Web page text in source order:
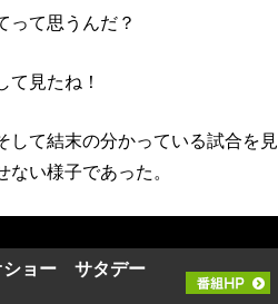
って思うんだ？
見たね！
して結末の分かっている試合を見
い様子であった。
ショー サタデー